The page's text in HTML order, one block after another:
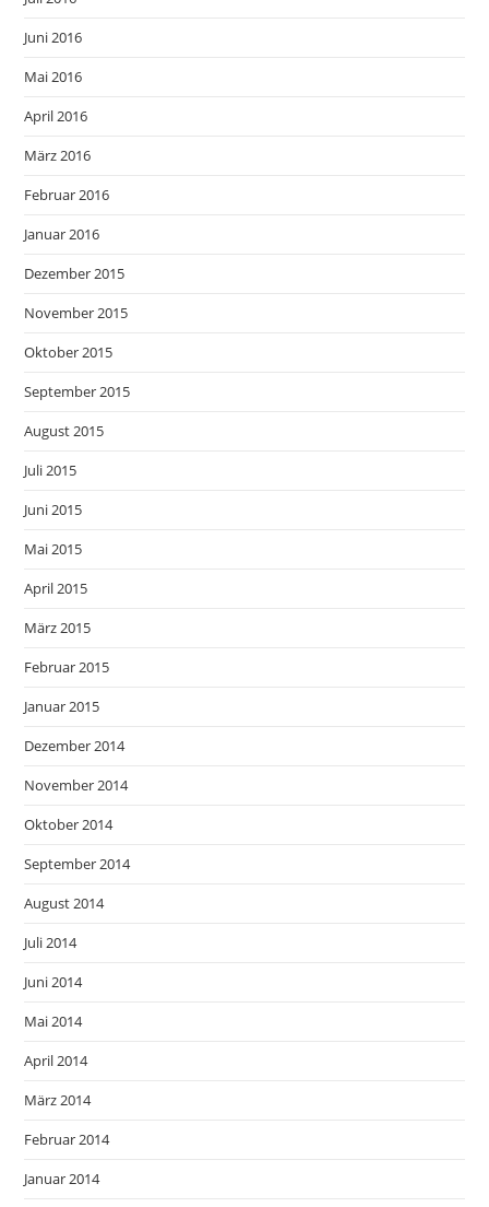
Juni 2016
Mai 2016
April 2016
März 2016
Februar 2016
Januar 2016
Dezember 2015
November 2015
Oktober 2015
September 2015
August 2015
Juli 2015
Juni 2015
Mai 2015
April 2015
März 2015
Februar 2015
Januar 2015
Dezember 2014
November 2014
Oktober 2014
September 2014
August 2014
Juli 2014
Juni 2014
Mai 2014
April 2014
März 2014
Februar 2014
Januar 2014